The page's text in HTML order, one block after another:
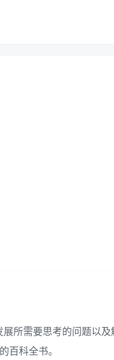
所需要思考的问题以
百科全书。